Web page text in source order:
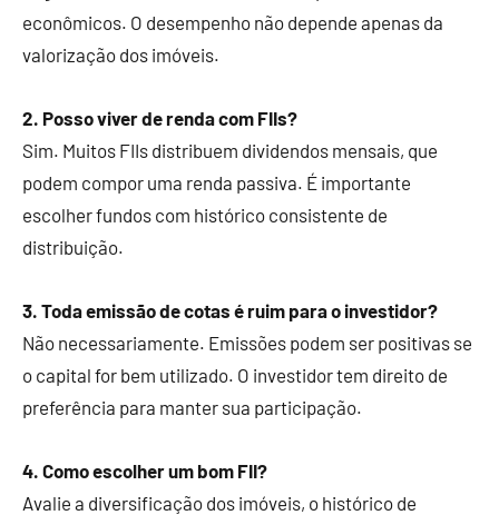
econômicos. O desempenho não depende apenas da
valorização dos imóveis.
2. Posso viver de renda com FIIs?
Sim. Muitos FIIs distribuem dividendos mensais, que
podem compor uma renda passiva. É importante
escolher fundos com histórico consistente de
distribuição.
3. Toda emissão de cotas é ruim para o investidor?
Não necessariamente. Emissões podem ser positivas se
o capital for bem utilizado. O investidor tem direito de
preferência para manter sua participação.
4. Como escolher um bom FII?
Avalie a diversificação dos imóveis, o histórico de